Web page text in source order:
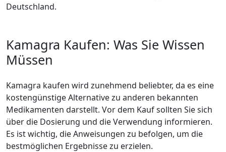
Deutschland.
Kamagra Kaufen: Was Sie Wissen
Müssen
Kamagra kaufen wird zunehmend beliebter, da es eine
kostengünstige Alternative zu anderen bekannten
Medikamenten darstellt. Vor dem Kauf sollten Sie sich
über die Dosierung und die Verwendung informieren.
Es ist wichtig, die Anweisungen zu befolgen, um die
bestmöglichen Ergebnisse zu erzielen.